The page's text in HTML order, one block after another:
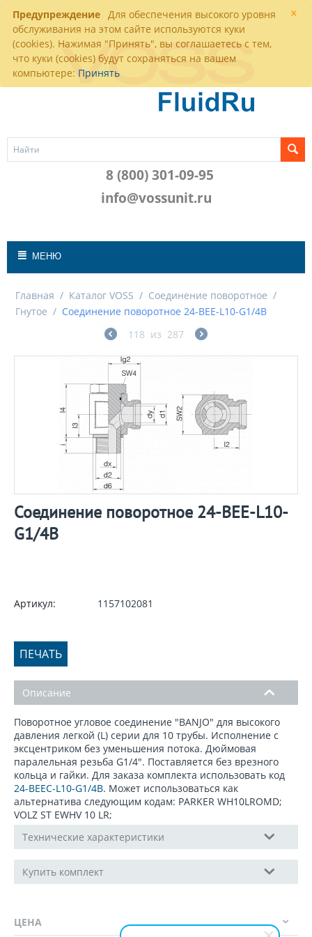
×
Предупреждение Для обеспечения высокого уровня
обслуживания на этом сайте используются куки
(cookies). Нажимая "Принять", вы соглашаетесь с тем,
что куки (cookies) будут сохраняться на вашем
компьютере: Принять
8 (800) 301-09-95
info@vossunit.ru
МЕНЮ
Главная / Каталог VOSS / Соединение поворотное /
Гнутое / Соединение поворотное 24-BEE-L10-G1/4B
118 из 287
Соединение поворотное 24-BEE-L10-
G1/4B
Артикул: 1157102081
ПЕЧАТЬ
Описание
Поворотное угловое соединение "BANJO" для высокого
давления легкой (L) серии для 10 трубы. Исполнение с
эксцентриком без уменьшения потока. Дюймовая
паралельная резьба G1/4". Поставляется без врезного
кольца и гайки. Для заказа комплекта использовать код
24-BEEC-L10-G1/4B. Может использоваться как
альтернатива следующим кодам: PARKER WH10LROMD;
VOLZ ST EWHV 10 LR;
Технические характеристики
Купить комплект
ЦЕНА